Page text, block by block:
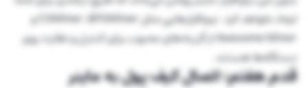
ایجاد نخواهد کرد. نرم‌افزارهایی مثل CGMiner ،BFGMiner و
Awesome Miner از گزینه‌های محبوب برای کنترل و نظارت روی
دستگاه‌ها هستند.
قدم هفتم؛ اتصال کیف پول به ماینر